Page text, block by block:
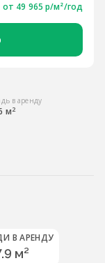
от 49 965 р/м²/год
в аренду
м2
В АРЕНДУ
м²